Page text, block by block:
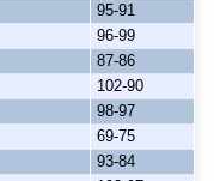
95-91
96-99
87-86
102-90
98-97
69-75
93-84